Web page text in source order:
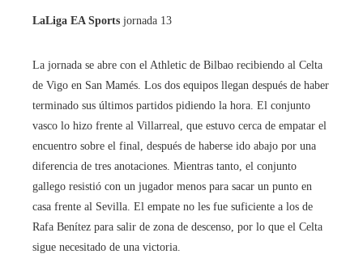
LaLiga EA Sports jornada 13
La jornada se abre con el Athletic de Bilbao recibiendo al Celta
de Vigo en San Mamés. Los dos equipos llegan después de haber
terminado sus últimos partidos pidiendo la hora. El conjunto
vasco lo hizo frente al Villarreal, que estuvo cerca de empatar el
encuentro sobre el final, después de haberse ido abajo por una
diferencia de tres anotaciones. Mientras tanto, el conjunto
gallego resistió con un jugador menos para sacar un punto en
casa frente al Sevilla. El empate no les fue suficiente a los de
Rafa Benítez para salir de zona de descenso, por lo que el Celta
sigue necesitado de una victoria.